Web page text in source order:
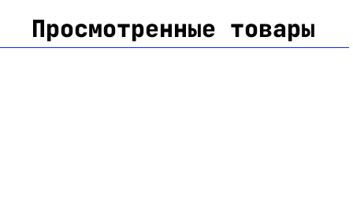
Просмотренные товары